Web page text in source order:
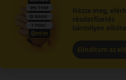
Nézze meg,
részletfizetés
bármilyen
Elindítom az